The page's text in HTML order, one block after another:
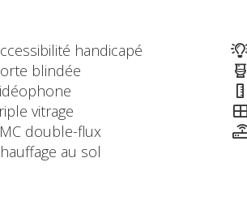
handicapé
blindée
vitrage
double-flux
au sol